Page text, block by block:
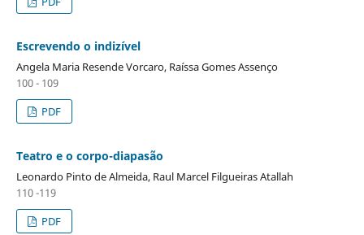
Escrevendo o indizível
Angela Maria Resende Vorcaro, Raíssa Gomes Assenço
100 - 109
PDF
Teatro e o corpo-diapasão
Leonardo Pinto de Almeida, Raul Marcel Filgueiras Atallah
110 -119
PDF